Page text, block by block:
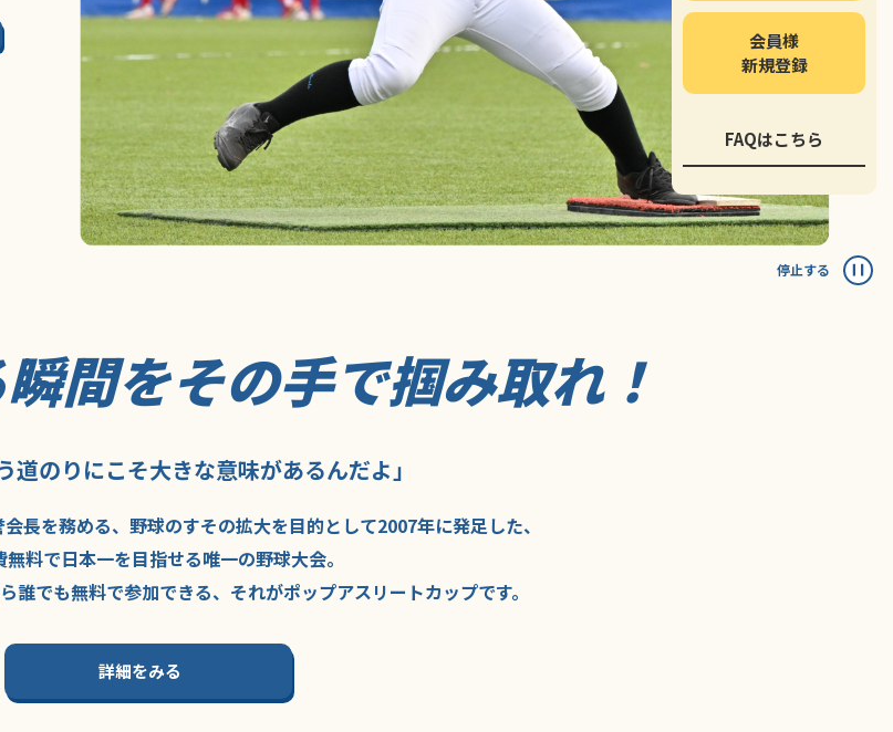
停止する
会員様
新規登録
FAQはこちら
瞬間をその手で掴み取れ！
道のりにこそ大きな意味があるんだよ」
長を務める、野球のすその拡大を目的として2007年に発足した、
無料で日本一を目指せる唯一の野球大会。
誰でも無料で参加できる、 それがポップアスリートカップです。
詳細をみる